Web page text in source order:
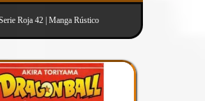
Roja 42 | Manga Rústico